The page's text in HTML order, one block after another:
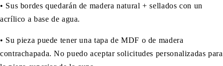
• Sus bordes quedarán de madera natural + sellados con un
acrílico a base de agua.
• Su pieza puede tener una tapa de MDF o de madera
contrachapada. No puedo aceptar solicitudes personalizadas para